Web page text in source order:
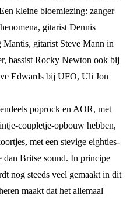
kleine bloemlezing: zanger
gitarist Dennis
gitarist Steve Mann in
bassist Rocky Newton ook bij
Edwards bij UFO, Uli Jon
poprock en AOR, met
coupletje-opbouw hebben,
met een stevige eighties-
dan Britse sound. In principe
nog steeds veel gemaakt in dit
maakt dat het allemaal